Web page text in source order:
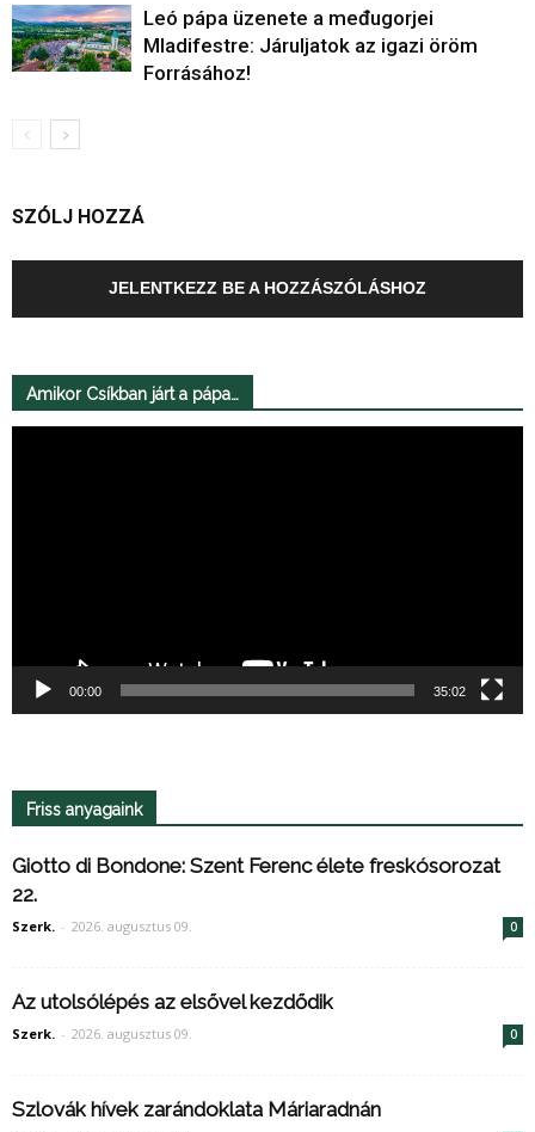
Leó pápa üzenete a međugorjei
Mladifestre: Járuljatok az igazi öröm
Forrásához!
SZÓLJ HOZZÁ
JELENTKEZZ BE A HOZZÁSZÓLÁSHOZ
Amikor Csíkban járt a pápa…
00:00 35:02
Friss anyagaink
Giotto di Bondone: Szent Ferenc élete freskósorozat
22.
Szerk. - 2026. augusztus 09. 0
Az utolsólépés az elsővel kezdődik
Szerk. - 2026. augusztus 09. 0
Szlovák hívek zarándoklata Máriaradnán